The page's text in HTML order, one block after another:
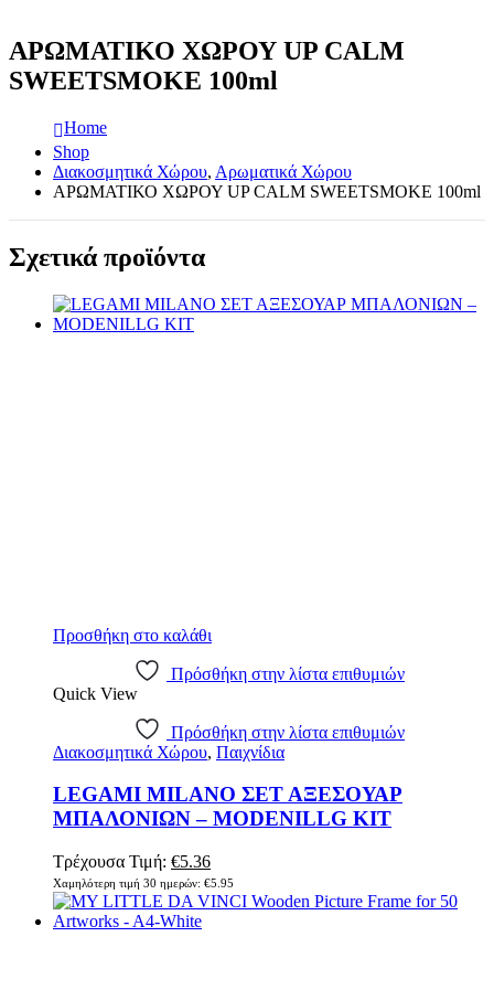
ΑΡΩΜΑΤΙΚΟ ΧΩΡΟΥ UP CALM
SWEETSMOKE 100ml
Home
Shop
Διακοσμητικά Χώρου, Αρωματικά Χώρου
ΑΡΩΜΑΤΙΚΟ ΧΩΡΟΥ UP CALM SWEETSMOKE 100ml
Σχετικά προϊόντα
Προσθήκη στο καλάθι
Πρόσθήκη στην λίστα επιθυμιών
Quick View
Πρόσθήκη στην λίστα επιθυμιών
Διακοσμητικά Χώρου, Παιχνίδια
LEGAMI MILANO ΣΕΤ ΑΞΕΣΟΥΑΡ
ΜΠΑΛΟΝΙΩΝ – MODENILLG KIT
Τρέχουσα Τιμή: Original
price
was:
€5.95.
€5.36Η
τρέχουσα
τιμή
Χαμηλότερη τιμή 30 ημερών: €5.95